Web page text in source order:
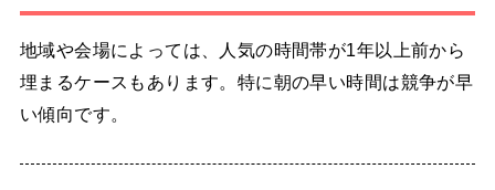
地域や会場によっては、人気の時間帯が1年以上前から
埋まるケースもあります。特に朝の早い時間は競争が早
い傾向です。